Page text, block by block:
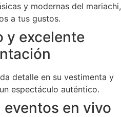
y modernas del mariachi,
a tus gustos.
y excelente
detalle en su vestimenta y
espectáculo auténtico.
eventos en vivo